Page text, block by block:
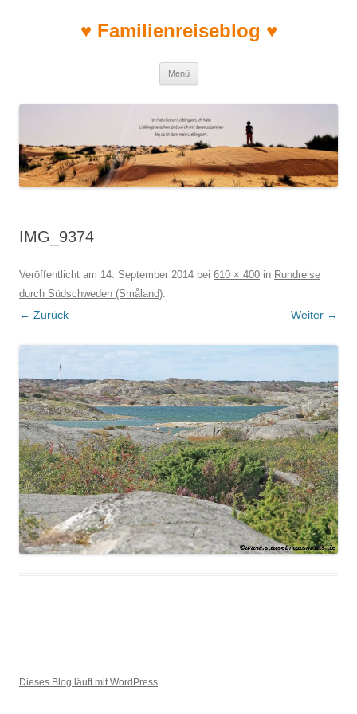
♥ Familienreiseblog ♥
Menü
IMG_9374
Veröffentlicht am 14. September 2014 bei 610 × 400 in Rundreise
durch Südschweden (Småland).
← Zurück Weiter →
Dieses Blog läuft mit WordPress